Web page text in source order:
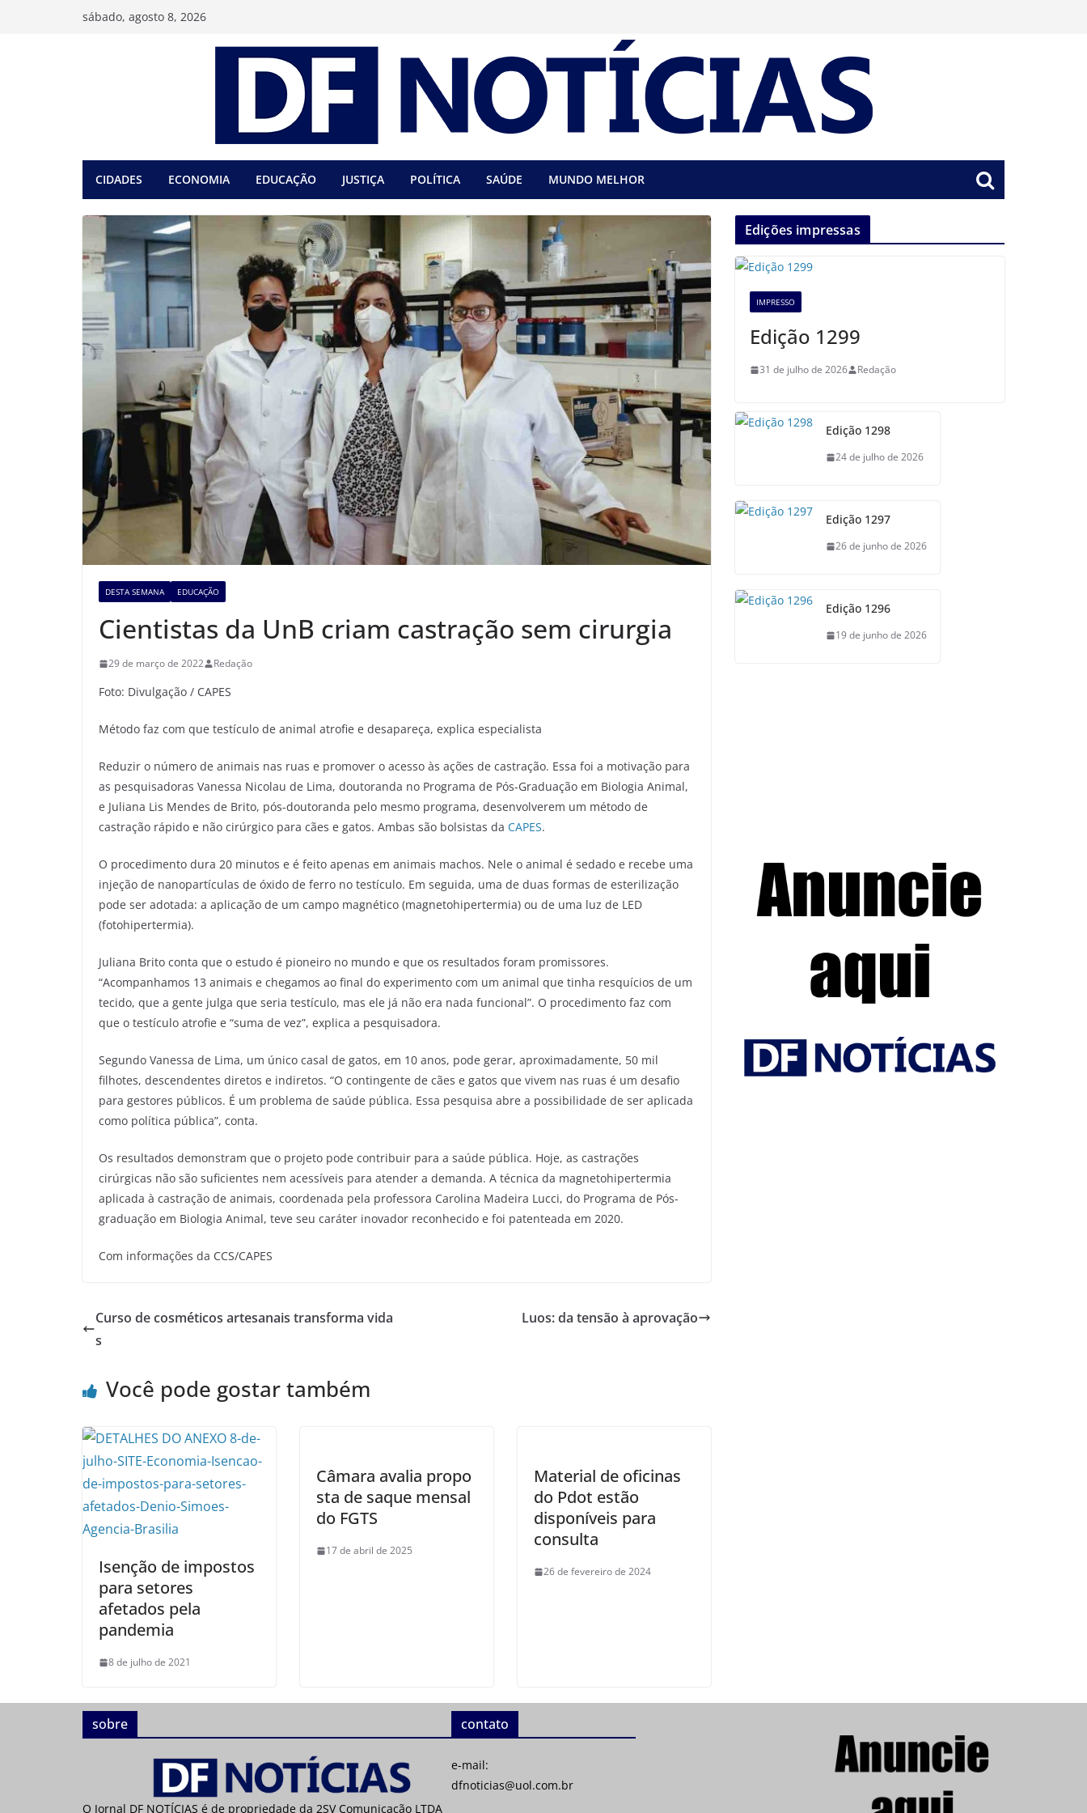
sábado, agosto 8, 2026
CIDADES ECONOMIA EDUCAÇÃO JUSTIÇA POLÍTICA SAÚDE MUNDO MELHOR
DESTA SEMANA EDUCAÇÃO
Cientistas da UnB criam castração sem cirurgia
29 de março de 2022 Redação
Foto: Divulgação / CAPES
Método faz com que testículo de animal atrofie e desapareça, explica especialista
Reduzir o número de animais nas ruas e promover o acesso às ações de castração. Essa foi a motivação para
as pesquisadoras Vanessa Nicolau de Lima, doutoranda no Programa de Pós-Graduação em Biologia Animal,
e Juliana Lis Mendes de Brito, pós-doutoranda pelo mesmo programa, desenvolverem um método de
castração rápido e não cirúrgico para cães e gatos. Ambas são bolsistas da CAPES.
O procedimento dura 20 minutos e é feito apenas em animais machos. Nele o animal é sedado e recebe uma
injeção de nanopartículas de óxido de ferro no testículo. Em seguida, uma de duas formas de esterilização
pode ser adotada: a aplicação de um campo magnético (magnetohipertermia) ou de uma luz de LED
(fotohipertermia).
Juliana Brito conta que o estudo é pioneiro no mundo e que os resultados foram promissores.
“Acompanhamos 13 animais e chegamos ao final do experimento com um animal que tinha resquícios de um
tecido, que a gente julga que seria testículo, mas ele já não era nada funcional”. O procedimento faz com
que o testículo atrofie e “suma de vez”, explica a pesquisadora.
Segundo Vanessa de Lima, um único casal de gatos, em 10 anos, pode gerar, aproximadamente, 50 mil
filhotes, descendentes diretos e indiretos. “O contingente de cães e gatos que vivem nas ruas é um desafio
para gestores públicos. É um problema de saúde pública. Essa pesquisa abre a possibilidade de ser aplicada
como política pública”, conta.
Os resultados demonstram que o projeto pode contribuir para a saúde pública. Hoje, as castrações
cirúrgicas não são suficientes nem acessíveis para atender a demanda. A técnica da magnetohipertermia
aplicada à castração de animais, coordenada pela professora Carolina Madeira Lucci, do Programa de Pós-
graduação em Biologia Animal, teve seu caráter inovador reconhecido e foi patenteada em 2020.
Com informações da CCS/CAPES
Curso de cosméticos artesanais transforma vida
s
Luos: da tensão à aprovação
Você pode gostar também
Isenção de impostos
para setores
afetados pela
pandemia
8 de julho de 2021
Câmara avalia propo
sta de saque mensal
do FGTS
17 de abril de 2025
Material de oficinas
do Pdot estão
disponíveis para
consulta
26 de fevereiro de 2024
Edições impressas
IMPRESSO
Edição 1299
31 de julho de 2026 Redação
Edição 1298
24 de julho de 2026
Edição 1297
26 de junho de 2026
Edição 1296
19 de junho de 2026
sobre
O Jornal DF NOTÍCIAS é de propriedade da 2SV Comunicação LTDA
contato
e-mail:
dfnoticias@uol.com.br